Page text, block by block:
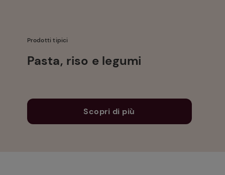
Prodotti tipici
Pasta, riso e legumi
Scopri di più